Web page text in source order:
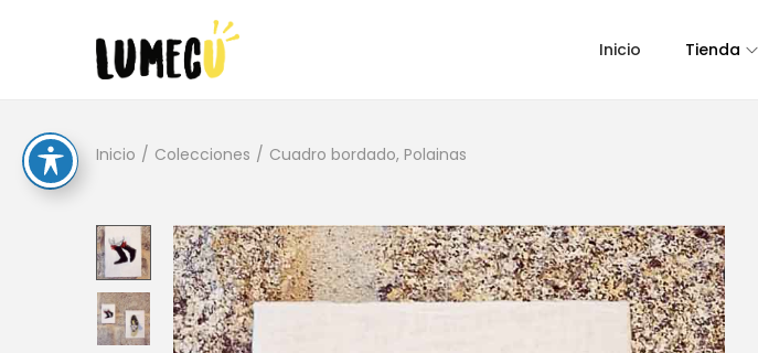
Inicio Tienda
Inicio / Colecciones / Cuadro bordado, Polainas